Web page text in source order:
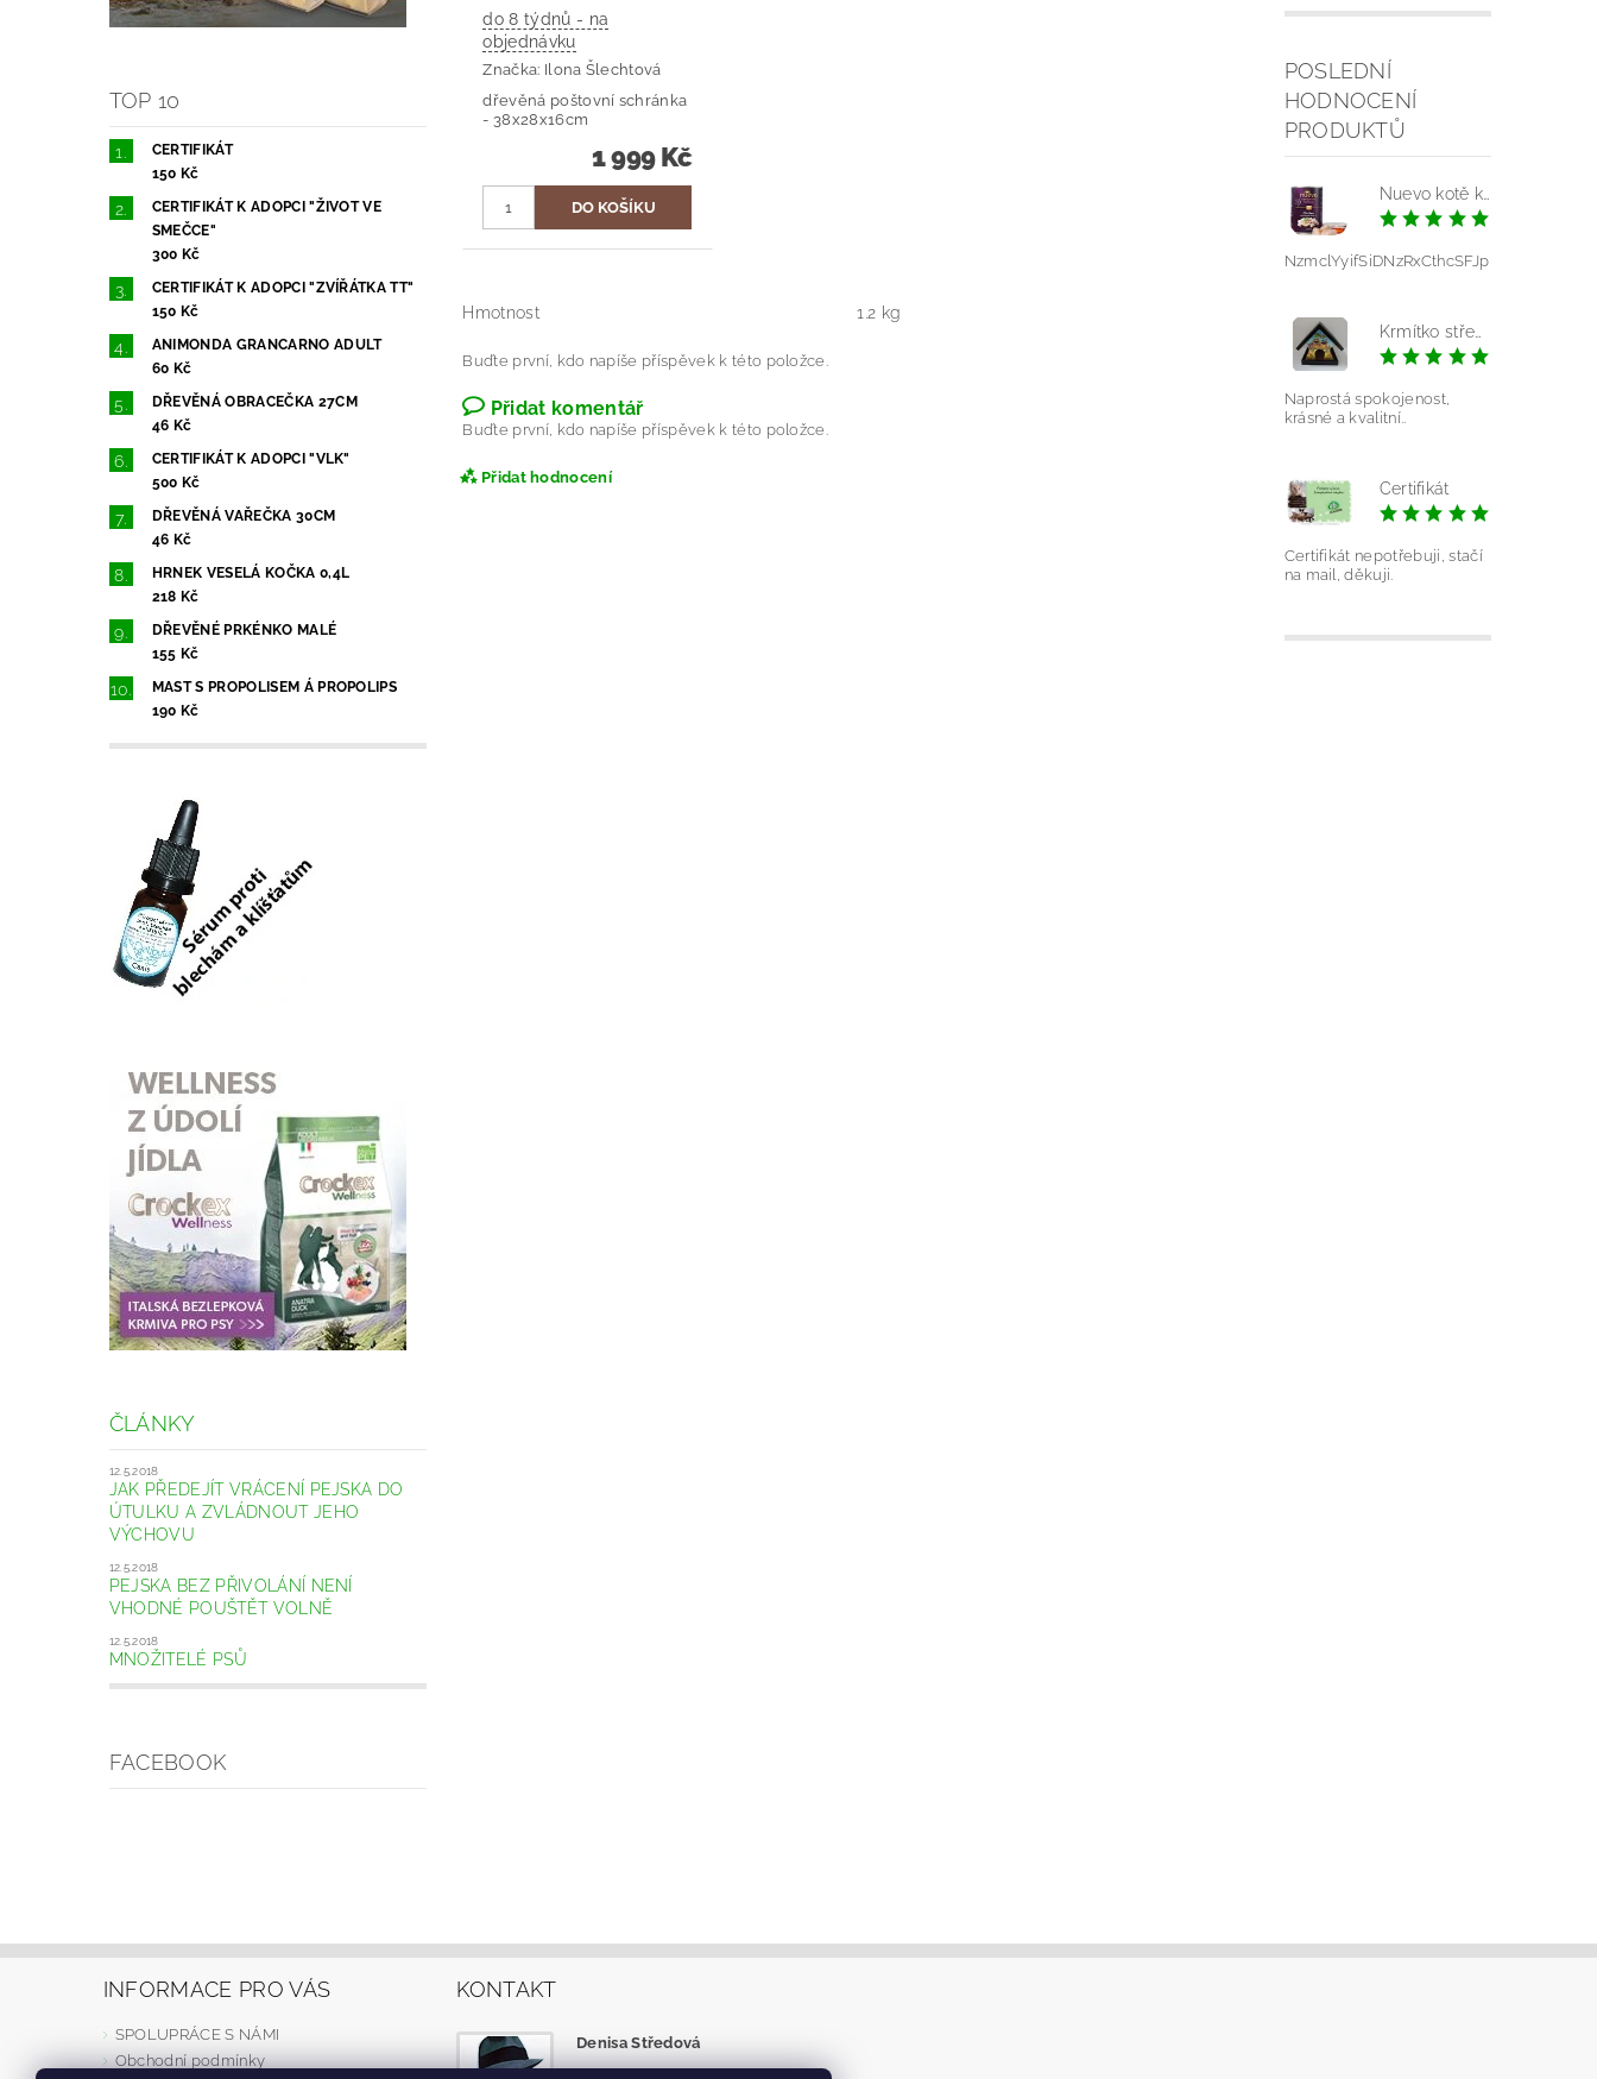
TOP 10
CERTIFIKÁT
150 Kč
CERTIFIKÁT K ADOPCI "ŽIVOT VE
SMEČCE"
300 Kč
CERTIFIKÁT K ADOPCI "ZVÍŘÁTKA TT"
150 Kč
ANIMONDA GRANCARNO ADULT
60 Kč
DŘEVĚNÁ OBRACEČKA 27CM
46 Kč
CERTIFIKÁT K ADOPCI "VLK"
500 Kč
DŘEVĚNÁ VAŘEČKA 30CM
46 Kč
HRNEK VESELÁ KOČKA 0,4L
218 Kč
DŘEVĚNÉ PRKÉNKO MALÉ
155 Kč
MAST S PROPOLISEM Á PROPOLIPS
190 Kč
ČLÁNKY
12.5.2018
JAK PŘEDEJÍT VRÁCENÍ PEJSKA DO
ÚTULKU A ZVLÁDNOUT JEHO
VÝCHOVU
12.5.2018
PEJSKA BEZ PŘIVOLÁNÍ NENÍ
VHODNÉ POUŠTĚT VOLNĚ
12.5.2018
MNOŽITELÉ PSŮ
FACEBOOK
do 8 týdnů - na
objednávku
Značka: Ilona Šlechtová
dřevěná poštovní schránka
- 38x28x16cm
1 999 Kč
Hmotnost 1.2 kg
Buďte první, kdo napíše příspěvek k této položce.
Přidat komentář
Buďte první, kdo napíše příspěvek k této položce.
Přidat hodnocení
POSLEDNÍ
HODNOCENÍ
PRODUKTŮ
NzmclYyifSiDNzRxCthcSFJp
Naprostá spokojenost,
krásné a kvalitní..
Certifikát
Certifikát nepotřebuji, stačí
na mail, děkuji.
INFORMACE PRO VÁS
SPOLUPRÁCE S NÁMI
Obchodní podmínky
KONTAKT
Denisa Středová